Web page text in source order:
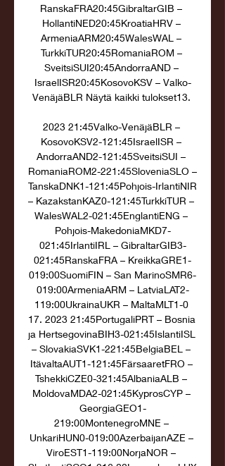
RanskaFRA20:45GibraltarGIB –
HollantiNED20:45KroatiaHRV –
ArmeniaARM20:45WalesWAL –
TurkkiTUR20:45RomaniaROM –
SveitsiSUI20:45AndorraAND –
IsraelISR20:45KosovoKSV – Valko-
VenäjäBLR Näytä kaikki tulokset13.
2023 21:45Valko-VenäjäBLR –
KosovoKSV2-121:45IsraelISR –
AndorraAND2-121:45SveitsiSUI –
RomaniaROM2-221:45SloveniaSLO –
TanskaDNK1-121:45Pohjois-IrlantiNIR
– KazakstanKAZ0-121:45TurkkiTUR –
WalesWAL2-021:45EnglantiENG –
Pohjois-MakedoniaMKD7-
021:45IrlantiIRL – GibraltarGIB3-
021:45RanskaFRA – KreikkaGRE1-
019:00SuomiFIN – San MarinoSMR6-
019:00ArmeniaARM – LatviaLAT2-
119:00UkrainaUKR – MaltaMLT1-0
17. 2023 21:45PortugaliPRT – Bosnia
ja HertsegovinaBIH3-021:45IslantiISL
– SlovakiaSVK1-221:45BelgiaBEL –
ItävaltaAUT1-121:45FärsaaretFRO –
TshekkiCZE0-321:45AlbaniaALB –
MoldovaMDA2-021:45KyprosCYP –
GeorgiaGEO1-
219:00MontenegroMNE –
UnkariHUN0-019:00AzerbaijanAZE –
ViroEST1-119:00NorjaNOR –